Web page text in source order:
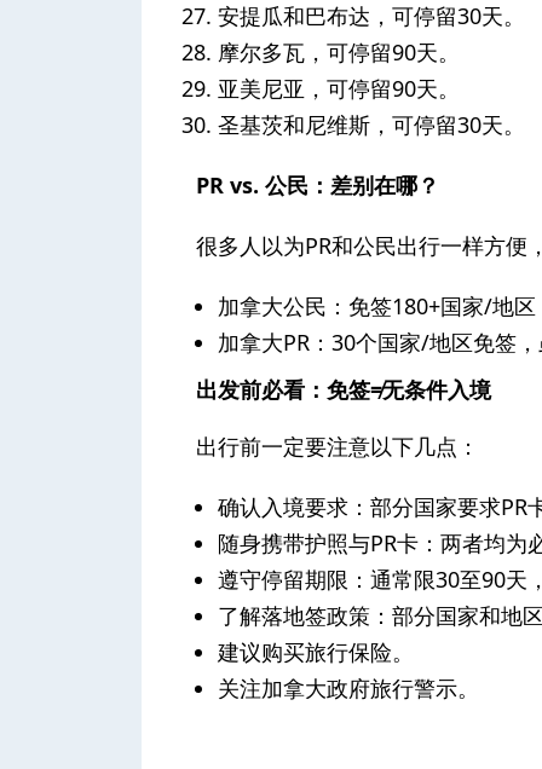
安提瓜和巴布达，可停留30天。
摩尔多瓦，可停留90天。
亚美尼亚，可停留90天。
圣基茨和尼维斯，可停留30天。
PR vs. 公民：差别在哪？
很多人以为PR和公民出行一样方便
加拿大公民：免签180+国家/地
加拿大PR：30个国家/地区免签
出发前必看：免签≠无条件入境
出行前一定要注意以下几点：
确认入境要求：部分国家要求PR
随身携带护照与PR卡：两者均为
遵守停留期限：通常限30至90天
了解落地签政策：部分国家和地
建议购买旅行保险。
关注加拿大政府旅行警示。